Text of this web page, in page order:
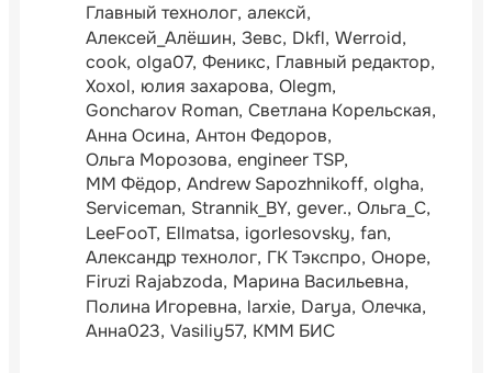
Главный технолог алексй
Алексей_Алёшин Зевс Dkfl Werroid
cook olga07 Феникс Главный редактор
Xoxol юлия захарова Olegm
Goncharov Roman Светлана Корельская
Анна Осина Антон Федоров
Ольга Морозова engineer TSP
ММ Фёдор Andrew Sapozhnikoff olgha
Serviceman Strannik_BY gever. Ольга_С
LeeFooT Ellmatsa igorlesovsky fan
Александр технолог ГК Тэкспро Оноре
Firuzi Rajabzoda Марина Васильевна
Полина Игоревна larxie Darya Олечка
Анна023 Vasiliy57 КММ БИС